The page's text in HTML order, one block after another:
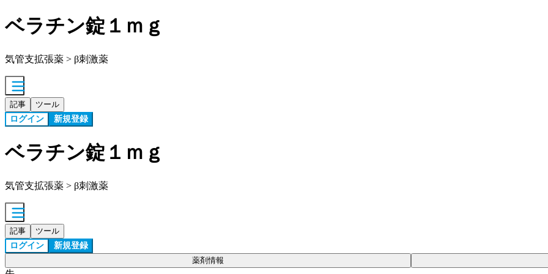
ベラチン錠１ｍｇ
気管支拡張薬 > β刺激薬
記事 ツール
ログイン 新規登録
ベラチン錠１ｍｇ
気管支拡張薬 > β刺激薬
記事 ツール
ログイン 新規登録
薬剤情報